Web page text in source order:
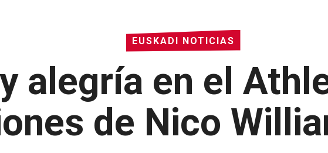
EUSKADI NOTICIAS
alegría en el
de Nico